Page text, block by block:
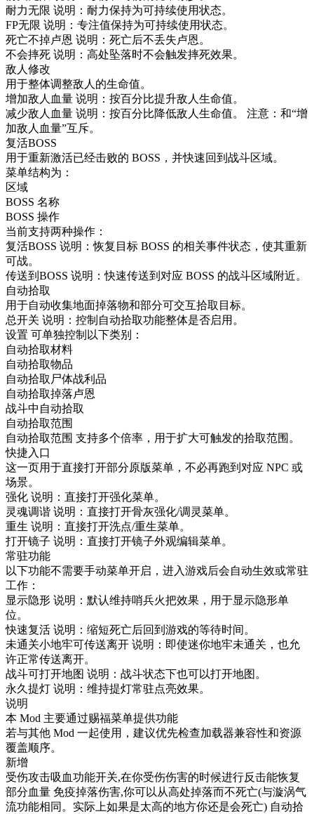
耐力无限 说明：耐力保持为可持续使用状态。
FP无限 说明：专注值保持为可持续使用状态。
死亡不掉卢恩 说明：死亡后不丢失卢恩。
不会摔死 说明：高处坠落时不会触发摔死效果。
敌人修改
用于整体调整敌人的生命值。
增加敌人血量 说明：按百分比提升敌人生命值。
减少敌人血量 说明：按百分比降低敌人生命值。 注意：和“增
加敌人血量”互斥。
复活BOSS
用于重新激活已经击败的 BOSS，并快速回到战斗区域。
菜单结构为：
区域
BOSS 名称
BOSS 操作
当前支持两种操作：
复活BOSS 说明：恢复目标 BOSS 的相关事件状态，使其重新
可战。
传送到BOSS 说明：快速传送到对应 BOSS 的战斗区域附近。
自动拾取
用于自动收集地面掉落物和部分可交互拾取目标。
总开关 说明：控制自动拾取功能整体是否启用。
设置 可单独控制以下类别：
自动拾取材料
自动拾取物品
自动拾取尸体战利品
自动拾取掉落卢恩
战斗中自动拾取
自动拾取范围
自动拾取范围 支持多个倍率，用于扩大可触发的拾取范围。
快捷入口
这一页用于直接打开部分原版菜单，不必再跑到对应 NPC 或
场景。
强化 说明：直接打开强化菜单。
灵魂调谐 说明：直接打开骨灰强化/调灵菜单。
重生 说明：直接打开洗点/重生菜单。
打开镜子 说明：直接打开镜子外观编辑菜单。
常驻功能
以下功能不需要手动菜单开启，进入游戏后会自动生效或常驻
工作：
显示隐形 说明：默认维持哨兵火把效果，用于显示隐形单
位。
快速复活 说明：缩短死亡后回到游戏的等待时间。
未通关小地牢可传送离开 说明：即使迷你地牢未通关，也允
许正常传送离开。
战斗可打开地图 说明：战斗状态下也可以打开地图。
永久提灯 说明：维持提灯常驻点亮效果。
说明
本 Mod 主要通过赐福菜单提供功能
若与其他 Mod 一起使用，建议优先检查加载器兼容性和资源
覆盖顺序。
新增
受伤攻击吸血功能开关,在你受伤伤害的时候进行反击能恢复
部分血量 免疫掉落伤害,你可以从高处掉落而不死亡(与漩涡气
流功能相同。实际上如果是太高的地方你还是会死亡) 自动拾